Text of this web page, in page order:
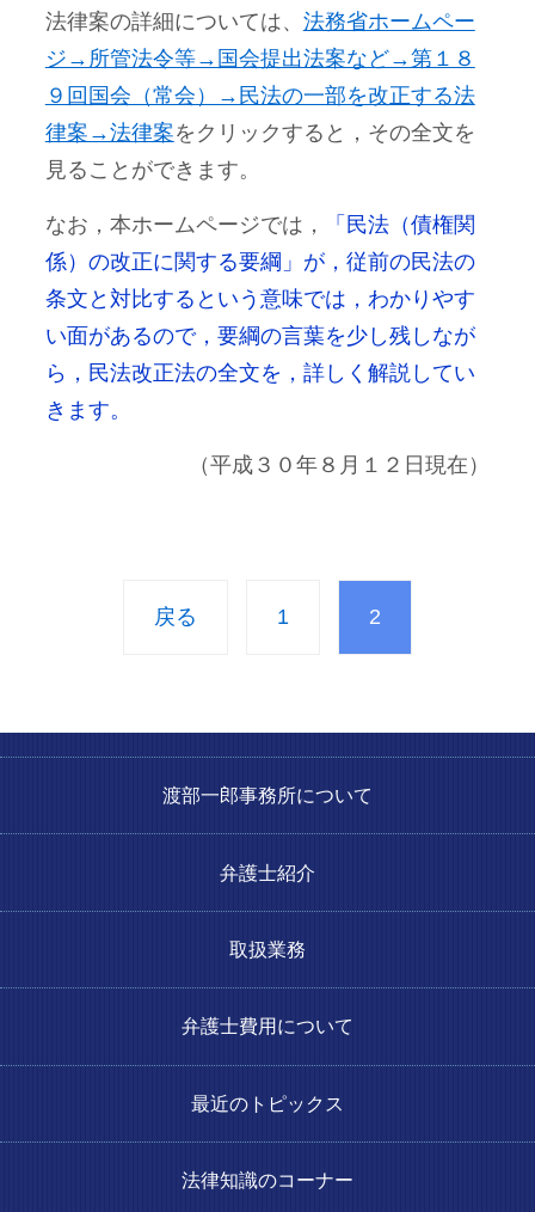
法律案の詳細については、 法務省ホームペー
ジ→所管法令等→国会提出法案など→第１８
９回国会（常会）→民法の一部を改正する法
律案→法律案をクリックすると，その全文を
見ることができます。
なお，本ホームページでは，
「民法（債権関
係）の改正に関する要綱」が，従前の民法の
条文と対比するという意味では，わかりやす
い面があるので，要綱の言葉を少し残しなが
ら，民法改正法の全文を，詳しく解説してい
きます。
（平成３０年８月１２日現在）
戻る 1 2
渡部一郎事務所について
弁護士紹介
取扱業務
弁護士費用について
最近のトピックス
法律知識のコーナー